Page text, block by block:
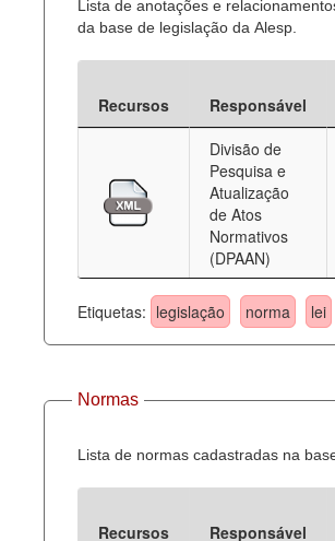
Deputados Estaduais
Legislação
Perguntas frequentes
Contato
Lista de anotações e
da base de legislação da Alesp.
Recursos Responsável
Divisão de
Pesquisa e
Atualização
de Atos
Normativos
(DPAAN)
Etiquetas: legislação norma lei
Normas
Lista de normas cadastradas na
Recursos Responsável